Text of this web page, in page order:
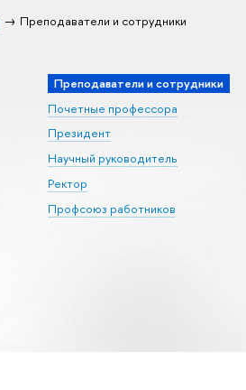
Преподаватели и сотрудники
Преподаватели и сотрудники
Почетные профессора
Президент
Научный руководитель
Ректор
Профсоюз работников